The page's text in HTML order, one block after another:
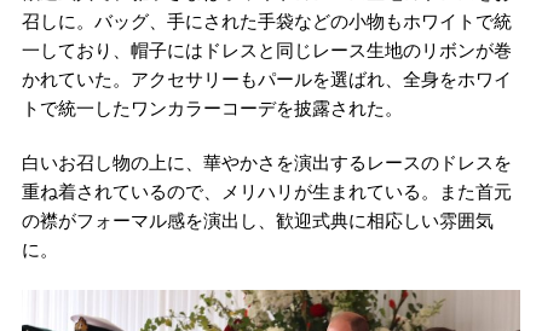
召しに。バッグ、手にされた手袋などの小物もホワイトで統
一しており、帽子にはドレスと同じレース生地のリボンが巻
かれていた。アクセサリーもパールを選ばれ、全身をホワイ
トで統一したワンカラーコーデを披露された。
白いお召し物の上に、華やかさを演出するレースのドレスを
重ね着されているので、メリハリが生まれている。また首元
の襟がフォーマル感を演出し、歓迎式典に相応しい雰囲気
に。